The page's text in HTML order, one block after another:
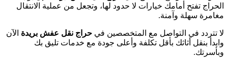
الحراج تفتح أمامك خيارات لا حدود لها، وتجعل من عملية الانتقال
مغامرة سهلة وآمنة.
لا تتردد في التواصل مع المتخصصين في حراج نقل عفش بريدة الآن
وابدأ بنقل أثاثك بأقل تكلفة وأعلى جودة مع خدمات تليق بك
وبأسرتك.